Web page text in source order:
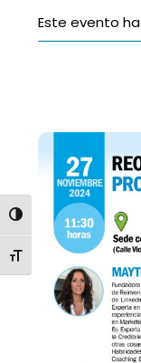
ALTERNAR ALTO
ALTERNAR
Este evento